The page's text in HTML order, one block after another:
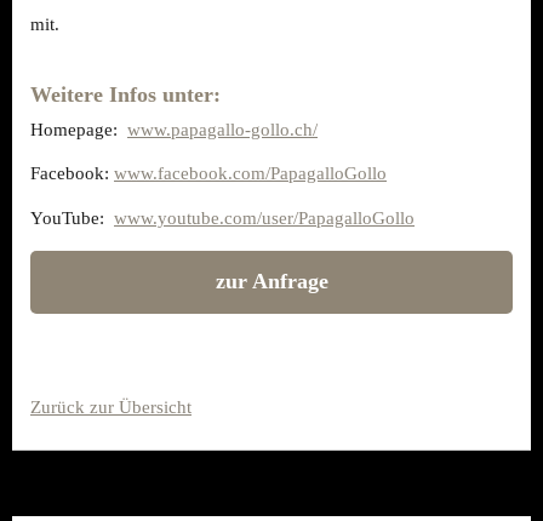
mit.
Weitere Infos unter:
Homepage: www.papagallo-gollo.ch/
Facebook: www.facebook.com/PapagalloGollo
YouTube: www.youtube.com/user/PapagalloGollo
zur Anfrage
Zurück zur Übersicht